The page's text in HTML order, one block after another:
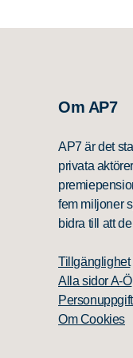
Om AP7
AP7 är det
privata
fem miljoner
bidra till att
Tillgänglighet
Alla sidor A-Ö
Om Cookies